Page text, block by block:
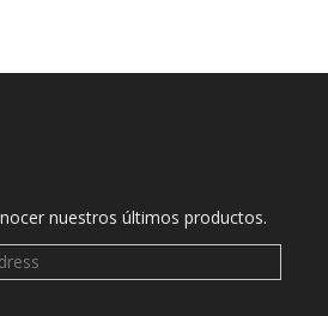
nuestros últimos productos.